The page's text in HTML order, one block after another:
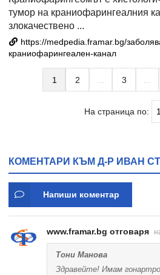
тумор на краниофарингеалния
злокачествено ...
https://medpedia.framar.bg/
краниофарингеален-канал
1 2 3
На страница по:
КОМЕНТАРИ КЪМ Д-Р ИВАН
Напиши коментар
www.framar.bg отговаря
Тони Манова
Здравейте! Имам